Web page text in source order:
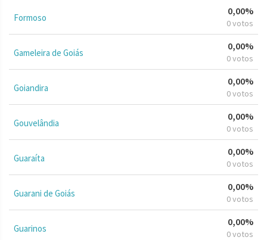
Formoso
0,00%
0 votos
Gameleira de Goiás
0,00%
0 votos
Goiandira
0,00%
0 votos
Gouvelândia
0,00%
0 votos
Guaraíta
0,00%
0 votos
Guarani de Goiás
0,00%
0 votos
Guarinos
0,00%
0 votos